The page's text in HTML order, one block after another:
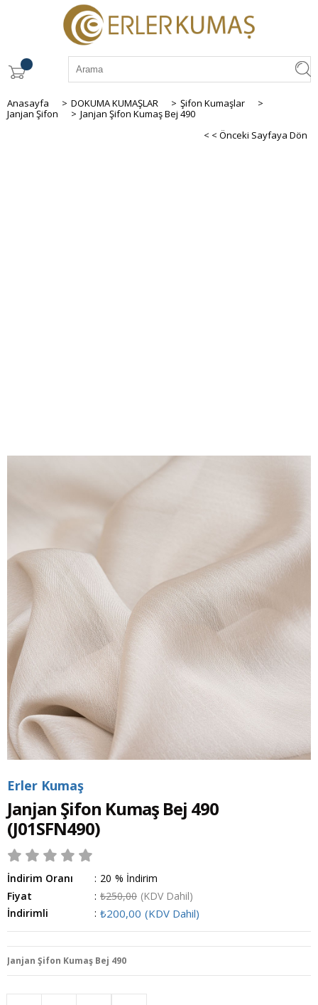
Anasayfa > DOKUMA KUMAŞLAR > Şifon Kumaşlar
>
Janjan Şifon
> Janjan Şifon Kumaş Bej 490
< < Önceki Sayfaya Dön
Erler Kumaş
Janjan Şifon Kumaş Bej 490
(J01SFN490)
İndirim Oranı : %
20
İndirim
Fiyat
: ₺250,00 (KDV Dahil)
İndirimli
: ₺200,00 (KDV Dahil)
Janjan Şifon Kumaş Bej 490